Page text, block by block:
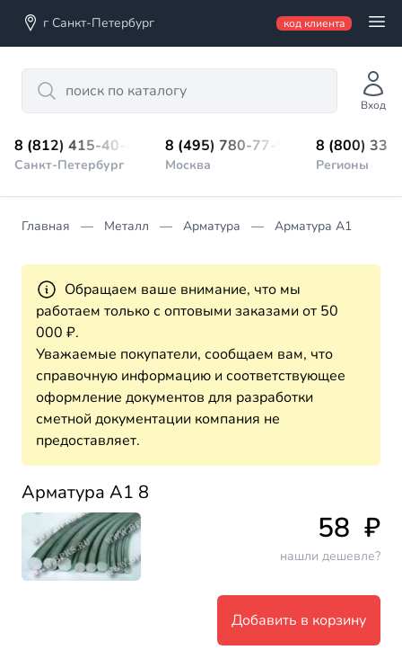
г Санкт-Петербург код клиента
Search
Вход
8 (812) 415-40-45
Санкт-Петербург
8 (495) 780-77-98
Москва
8 (800)
Регионы
Главная Металл Арматура Арматура А1
Обращаем ваше внимание, что мы
работаем только с оптовыми заказами от 50
000 ₽.
Уважаемые покупатели, сообщаем вам, что
справочную информацию и соответствующее
оформление документов для разработки
сметной документации компания не
предоставляет.
Арматура А1 8
58 ₽
нашли дешевле?
Добавить в корзину